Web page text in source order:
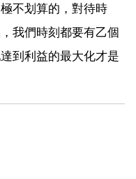
不划算的，對待時
我們時刻都要有乙個
到利益的最大化才是